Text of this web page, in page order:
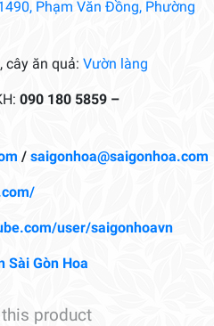
Phạm Văn Đồng, Phường
cây ăn quả: Vườn làng
090 180 5859 –
/ saigonhoa@saigonhoa.com
user/saigonhoavn
Sài Gòn Hoa
this product